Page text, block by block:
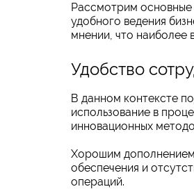
Рассмотрим основные
удобного ведения
мнении, что наиболее
Удобство
В данном контексте
использование в
инновационных
Хорошим дополнением
обеспечения и
операций.